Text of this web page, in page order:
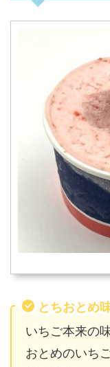
とちおとめ
いちご本来の
おとめのいち